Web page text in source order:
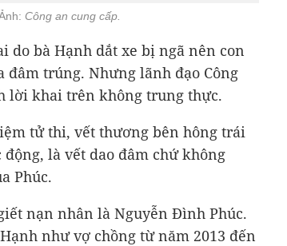
Công an cung cấp.
do bà Hạnh dắt xe bị ngã nên con
đâm trúng. Nhưng lãnh đạo Công
lời khai trên không trung thực.
tử thi, vết thương bên hông trái
là vết dao đâm chứ không
Phúc.
nạn nhân là Nguyễn Đình Phúc.
như vợ chồng từ năm 2013 đến